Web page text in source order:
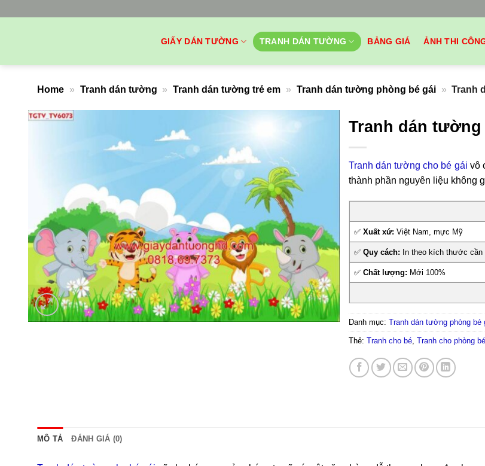
GIẤY DÁN TƯỜNG TRANH DÁN TƯỜNG BẢNG GIÁ ẢNH THI
Home » Tranh dán tường » Tranh dán tường trẻ em » Tranh dán tường phòng bé gái » Tranh
Tranh dán tường
Tranh dán tường cho bé gái vô
thành phần nguyên liệu không
✅Xuất xứ: Việt Nam, mực Mỹ
✅Quy cách: In theo kích thước cần
✅Chất lượng: Mới 100%
Danh mục: Tranh dán tường phòng bé
Thẻ: Tranh cho bé, Tranh cho phòng
MÔ TẢ ĐÁNH GIÁ (0)